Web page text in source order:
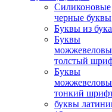
Силиконовые
черные буквы
Буквы из бука
Буквы
толстый
Буквы
тонкий
буквы